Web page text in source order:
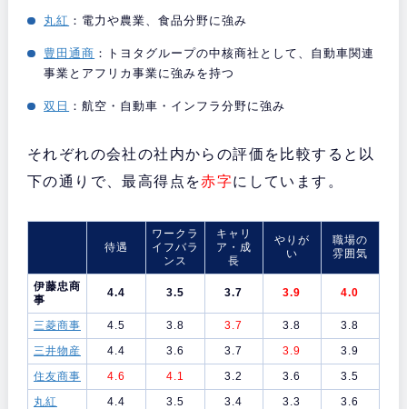
丸紅 ：電力や農業、食品分野に強み
豊田通商 ：トヨタグループの中核商社として、自動車関連
事業とアフリカ事業に強みを持つ
双日 ：航空・自動車・インフラ分野に強み
それぞれの会社の社内からの評価を比較すると以
下の通りで、最高得点を赤字にしています。
待遇
ワークラ
イフバラ
ンス
キャリ
ア・成
長
やりが
い
職場の
雰囲気
伊藤忠商
事
4.4 3.5 3.7 3.9 4.0
三菱商事 4.5 3.8 3.7 3.8
3.8
三井物産
4.4 3.6 3.7 3.9
3.9
住友商事
4.6 4.1 3.2 3.6
3.5
丸紅
4.4 3.5 3.4 3.3
3.6